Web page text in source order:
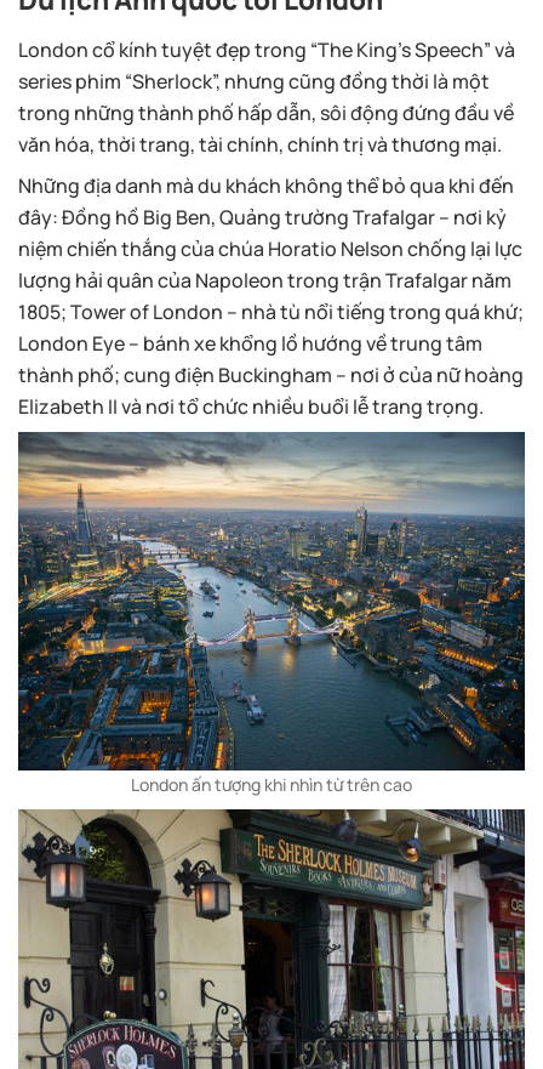
London cổ kính tuyệt đẹp trong “The King’s Speech” và
series phim “Sherlock”, nhưng cũng đồng thời là một
trong những thành phố hấp dẫn, sôi động đứng đầu về
văn hóa, thời trang, tài chính, chính trị và thương mại.
Những địa danh mà du khách không thể bỏ qua khi đến
đây: Đồng hồ Big Ben, Quảng trường Trafalgar – nơi kỷ
niệm chiến thắng của chúa Horatio Nelson chống lại lực
lượng hải quân của Napoleon trong trận Trafalgar năm
1805; Tower of London – nhà tù nổi tiếng trong quá khứ;
London Eye – bánh xe khổng lồ hướng về trung tâm
thành phố; cung điện Buckingham – nơi ở của nữ hoàng
Elizabeth II và nơi tổ chức nhiều buổi lễ trang trọng.
London ấn tượng khi nhìn từ trên cao